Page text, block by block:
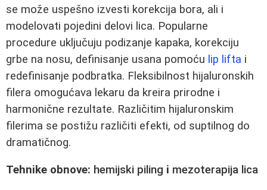
se može uspešno izvesti korekcija bora, ali i
modelovati pojedini delovi lica. Popularne
procedure uključuju podizanje kapaka, korekciju
grbe na nosu, definisanje usana pomoću lip lifta i
redefinisanje podbratka. Fleksibilnost hijaluronskih
filera omogućava lekaru da kreira prirodne i
harmonične rezultate. Različitim hijaluronskim
filerima se postižu različiti efekti, od suptilnog do
dramatičnog.
Tehnike obnove: hemijski piling i mezoterapija lica